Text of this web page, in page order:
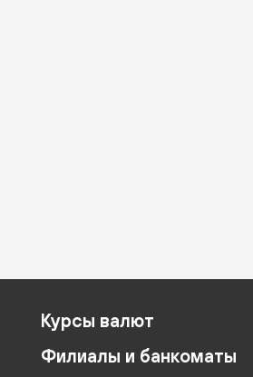
Курсы валют
Филиалы и банкоматы